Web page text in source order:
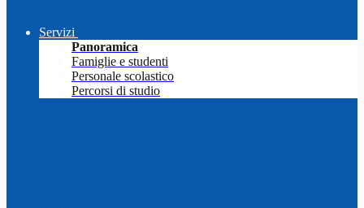
Servizi
Panoramica
Famiglie e studenti
Personale scolastico
Percorsi di studio